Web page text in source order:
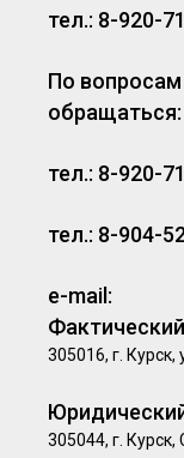
тел.: 8-920-
По
обращаться:
тел.: 8-920-
тел.: 8-904-
e-mail:
305016, г. Курск,
305044, г.